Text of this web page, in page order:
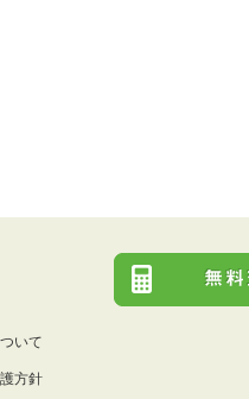
いて
方針